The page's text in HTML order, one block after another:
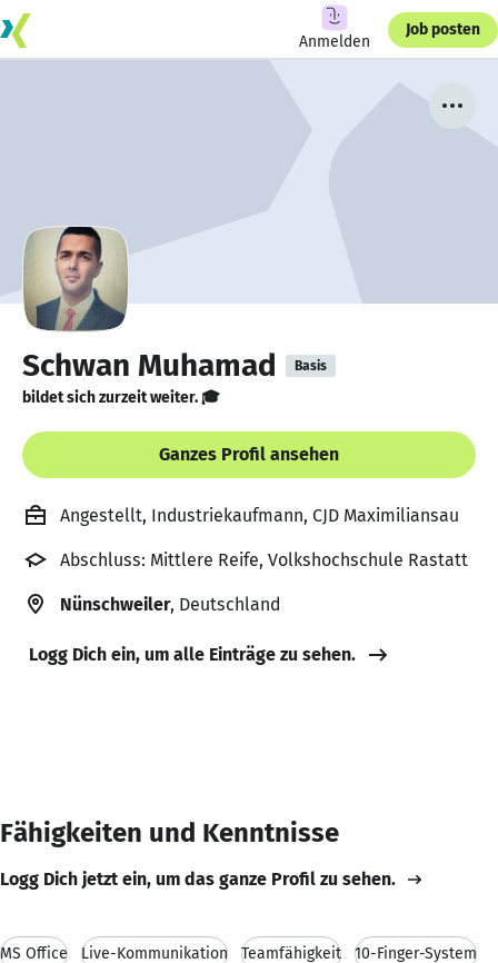
Anmelden
Job posten
Schwan Muhamad Basis
bildet sich zurzeit weiter. 🎓
Ganzes Profil ansehen
Angestellt, Industriekaufmann, CJD Maximiliansau
Abschluss: Mittlere Reife, Volkshochschule Rastatt
Nünschweiler, Deutschland
Logg Dich ein, um alle Einträge zu sehen.
Fähigkeiten und Kenntnisse
Logg Dich jetzt ein, um das ganze Profil zu sehen.
MS Office Live-Kommunikation Teamfähigkeit 10-Finger-System